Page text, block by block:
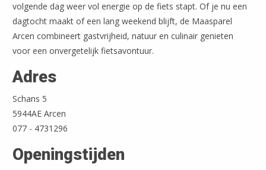
volgende dag weer vol energie op de fiets stapt. Of je nu een
dagtocht maakt of een lang weekend blijft, de Maasparel
Arcen combineert gastvrijheid, natuur en culinair genieten
voor een onvergetelijk fietsavontuur.
Adres
Schans 5
5944AE Arcen
077 - 4731296
Openingstijden